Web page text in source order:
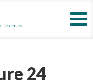
24